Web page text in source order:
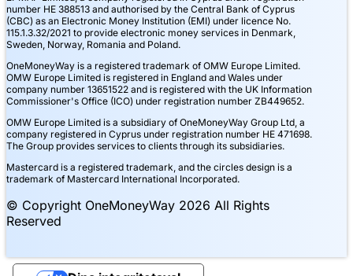
number ΗΕ 388513 and authorised by the Central Bank of Cyprus
(CBC) as an Electronic Money Institution (EMI) under licence No.
115.1.3.32/2021 to provide electronic money services in Denmark,
Sweden, Norway, Romania and Poland.
OneMoneyWay is a registered trademark of OMW Europe Limited.
OMW Europe Limited is registered in England and Wales under
company number 13651522 and is registered with the UK Information
Commissioner's Office (ICO) under registration number ZB449652.
OMW Europe Limited is a subsidiary of OneMoneyWay Group Ltd, a
company registered in Cyprus under registration number ΗΕ 471698.
The Group provides services to clients through its subsidiaries.
Mastercard is a registered trademark, and the circles design is a
trademark of Mastercard International Incorporated.
© Copyright OneMoneyWay 2026 All Rights
Reserved